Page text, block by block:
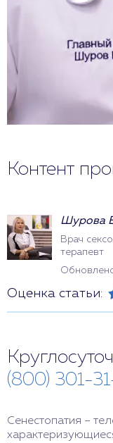
Контент
Шурова
Врач
терапевт
Оценка статьи:
(800) 301-
Сенестопатия –